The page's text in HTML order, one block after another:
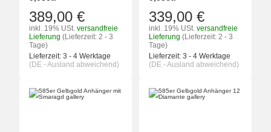
389,00 €
inkl. 19% USt. versandfreie
Lieferung (Lieferzeit: 2 - 3
Tage)
Lieferzeit: 3 - 4 Werktage
(DE - Ausland abweichend)
339,00 €
inkl. 19% USt. versandfreie
Lieferung (Lieferzeit: 2 - 3
Tage)
Lieferzeit: 3 - 4 Werktage
(DE - Ausland abweichend)